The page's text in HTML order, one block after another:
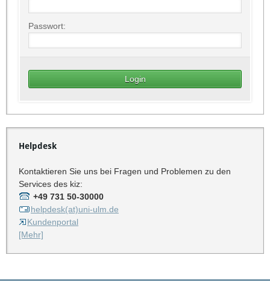
Passwort:
Helpdesk
Kontaktieren Sie uns bei Fragen und Problemen zu den
Services des kiz:
+49 731 50-30000
helpdesk(at)uni-ulm.de
Kundenportal
[Mehr]